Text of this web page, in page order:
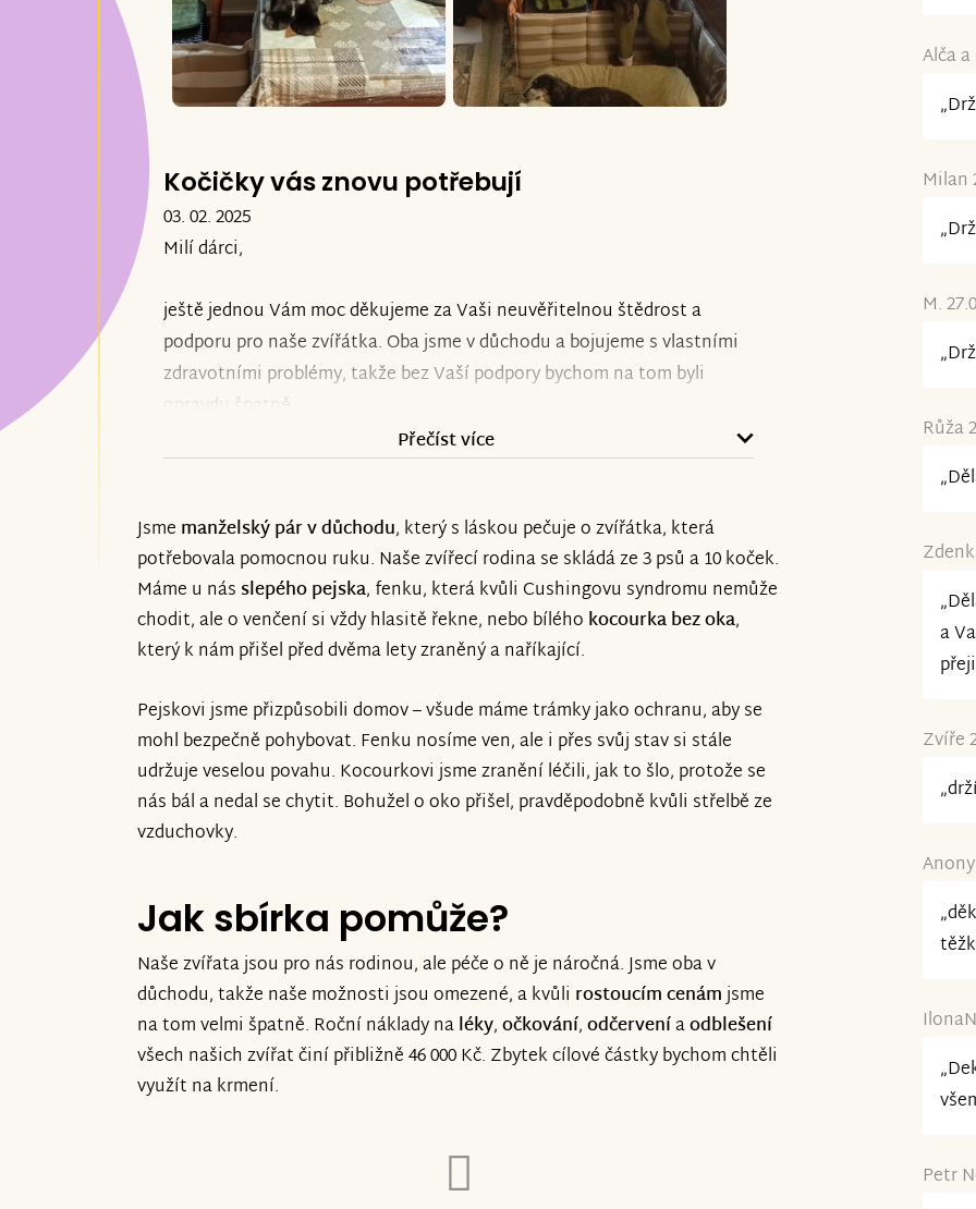
Kočičky vás znovu potřebují
03. 02. 2025
Milí dárci,
ještě jednou Vám moc děkujeme za Vaši neuvěřitelnou štědrost a
podporu pro naše zvířátka. Oba jsme v důchodu a bojujeme s vlastními
zdravotními problémy, takže bez Vaší podpory bychom na tom byli
opravdu špatně.
Okolnosti nás ale nutí žádat o pomoc znovu. Léčba nového kocourka
chromou fenku a slepého pejska, kteří také potřebují nákladnou léčbu,
a ceny krmiva neustále rostou. Víme, že situace je teď obtížná pro
všechny, ale moc Vás prosíme, pokud máte možnost, pomozte našim
nemocným zvířátkům žít důstojný život.
zviratka-v-nouzi-podporme-je
Děkujeme všem, kteří nás podpoříte. Vaše pomoc pro nás moc znamená
a neuvěřitelně si jí vážíme.
manžele Kalinovi
Přečíst více
Jsme manželský pár v důchodu, který s láskou pečuje o zvířátka, která
potřebovala pomocnou ruku. Naše zvířecí rodina se skládá ze 3 psů a 10 koček.
Máme u násslepého pejska, fenku, která kvůli Cushingovu syndromu nemůže
chodit, ale o venčení si vždy hlasitě řekne, nebo bílého kocourka bez oka,
který k nám přišel před dvěma lety zraněný a naříkající.
Pejskovi jsme přizpůsobili domov – všude máme trámky jako ochranu, aby se
mohl bezpečně pohybovat. Fenku nosíme ven, ale i přes svůj stav si stále
udržuje veselou povahu. Kocourkovi jsme zranění léčili, jak to šlo, protože se
nás bál a nedal se chytit. Bohužel o oko přišel, pravděpodobně kvůli střelbě ze
vzduchovky.
Jak sbírka pomůže?
Naše zvířata jsou pro nás rodinou, ale péče o ně je náročná. Jsme oba v
důchodu, takže naše možnosti jsou omezené, a kvůli rostoucím cenámjsme
na tom velmi špatně. Roční náklady naléky,očkování,odčerveníaodblešení
všech našich zvířat činí přibližně 46 000 Kč. Zbytek cílové částky bychom chtěli
využít na krmení.
Alča a
Milan
M.
Růža
a
Zvíře
Petr